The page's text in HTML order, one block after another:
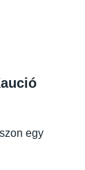
egy